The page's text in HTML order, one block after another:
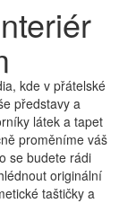
kde v přátelské
představy a
látek a tapet
proměníme váš
se budete rádi
originální
taštičky a